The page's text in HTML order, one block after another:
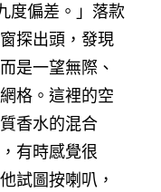
度偏差。」落款
探出頭，發現
是一望無際、
格。這裡的空
香水的混合
有時感覺很
試圖按喇叭，